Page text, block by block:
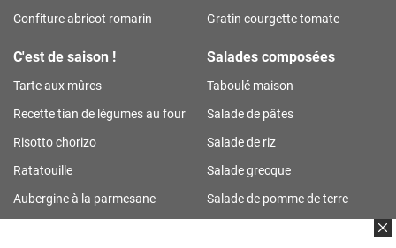
Confiture abricot romarin
Gratin courgette tomate
C'est de saison !
Tarte aux mûres
Recette tian de légumes au four
Risotto chorizo
Ratatouille
Aubergine à la parmesane
Salades composées
Taboulé maison
Salade de pâtes
Salade de riz
Salade grecque
Salade de pomme de terre